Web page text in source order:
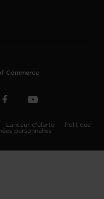
Commerce
Lanceur d'alerte
Politique
personnelles